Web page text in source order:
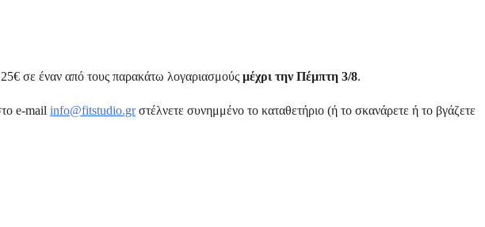
σε έναν από τους παρακάτω λογαριασμούς μέχρι την Πέμπτη 3/8.
e-mail info@fitstudio.grστέλνετε συνημμένο το καταθετήριο (ή το σκανάρετε ή το βγάζετε